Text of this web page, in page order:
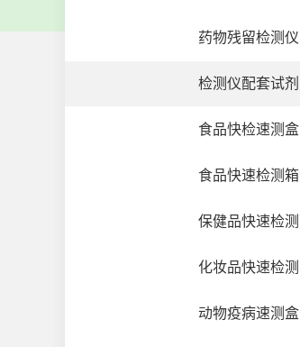
药物残留检测仪
检测仪配套试剂
食品快检速测盒
食品快速检测箱
保健品快速检测
化妆品快速检测
动物疫病速测盒